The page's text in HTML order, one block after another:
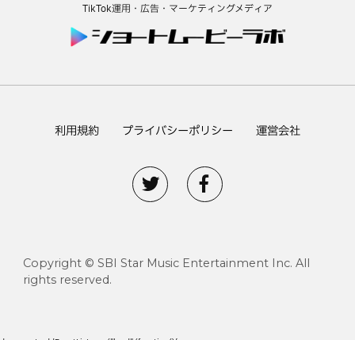
TikTok運用・広告・マーケティングメディア
利用規約 プライバシーポリシー 運営会社
Copyright © SBI Star Music Entertainment Inc. All
rights reserved.